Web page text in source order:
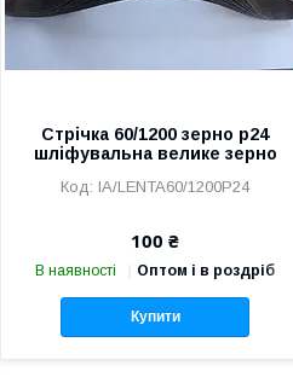
Стрічка 60/1200 зерно р24
шліфувальна велике зерно
IA/LENTA60/1200P24
100 ₴
В наявності Оптом і в роздріб
Купити